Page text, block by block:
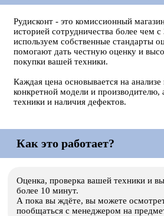
Рудисконт - это комиссионный
историей сотрудничества более чем
используем собственные стандарты
помогают дать честную оценку и
покупки вашей техники.
Каждая цена основывается на
конкретной модели и производителю,
техники и наличия дефектов.
Как это работает?
Оценка, проверка вашей техники и
более 10 минут.
А пока вы ждёте, вы можете
пообщаться с менеджером на